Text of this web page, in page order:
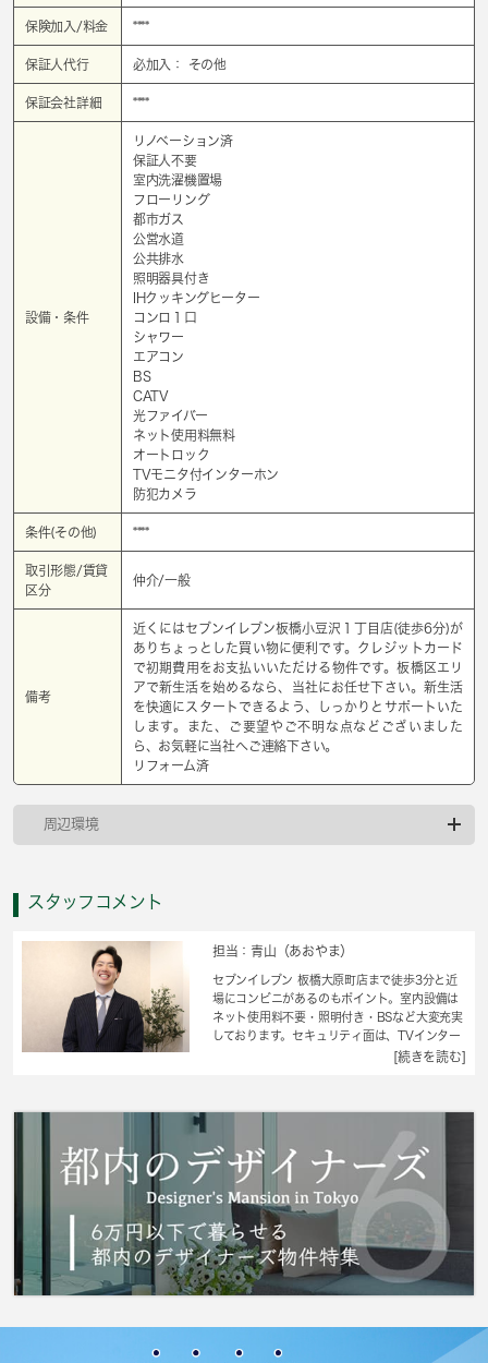
保険加入/料金 ****
保証人代行 必加入： その他
保証会社詳細 ****
設備・条件
リノベーション済
保証人不要
室内洗濯機置場
フローリング
都市ガス
公営水道
公共排水
照明器具付き
IHクッキングヒーター
コンロ１口
シャワー
エアコン
BS
CATV
光ファイバー
ネット使用料無料
オートロック
TVモニタ付インターホン
防犯カメラ
条件(その他) ****
取引形態/賃貸
区分
仲介/一般
備考
近くにはセブンイレブン板橋小豆沢１丁目店(徒歩6分)が
ありちょっとした買い物に便利です。クレジットカード
で初期費用をお支払いいただける物件です。板橋区エリ
アで新生活を始めるなら、当社にお任せ下さい。新生活
を快適にスタートできるよう、しっかりとサポートいた
します。また、ご要望やご不明な点などございました
ら、お気軽に当社へご連絡下さい。
リフォーム済
周辺環境
スタッフコメント
担当：青山（あおやま）
セブンイレブン 板橋大原町店まで徒歩3分と近
場にコンビニがあるのもポイント。室内設備は
ネット使用料不要・照明付き・BSなど大変充実
しております。セキュリティ面は、TVインター
ホン・オートロックなどを設置しているので安
抑えられる敷金不要のマンションです。防犯カ
す。板橋区に引っ越しをご予定なら、設備など
のご希望条件を 城南コミュニティにお伝えく
ださい。お客様の希望条件に合ったお部屋をご
紹介致します。
[続きを読む]